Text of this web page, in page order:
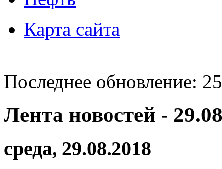
Карта сайта
Последнее обновление:
Лента новостей -
среда, 29.08.2018